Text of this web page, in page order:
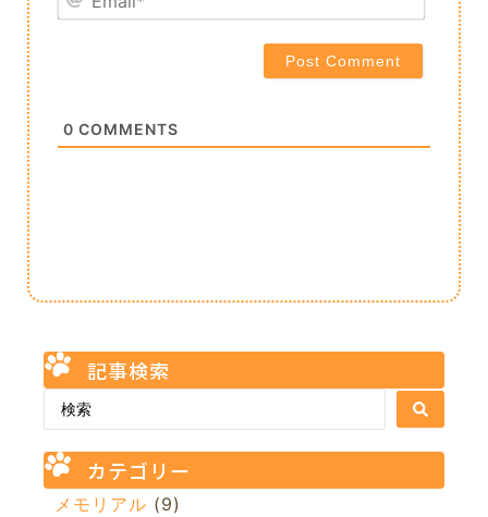
0 COMMENTS
記事検索
カテゴリー
メモリアル (9)